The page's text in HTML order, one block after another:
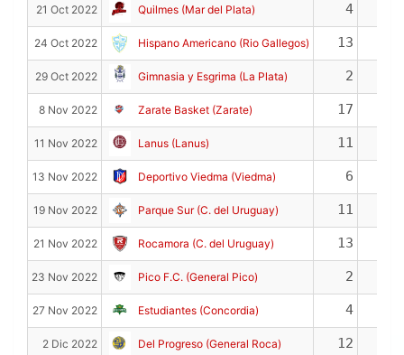
21 Oct 2022 Quilmes (Mar del Plata) 4
24 Oct 2022 Hispano Americano (Rio Gallegos) 13
29 Oct 2022 Gimnasia y Esgrima (La Plata) 2
8 Nov 2022 Zarate Basket (Zarate) 17
11 Nov 2022 Lanus (Lanus) 11
13 Nov 2022 Deportivo Viedma (Viedma) 6
19 Nov 2022 Parque Sur (C. del Uruguay) 11
21 Nov 2022 Rocamora (C. del Uruguay) 13
23 Nov 2022 Pico F.C. (General Pico) 2
27 Nov 2022 Estudiantes (Concordia) 4
2 Dic 2022 Del Progreso (General Roca) 12